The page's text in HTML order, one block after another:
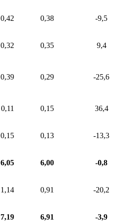
0,42 0,38 -9,5
0,32 0,35 9,4
0,39 0,29 -25,6
0,11 0,15 36,4
0,15 0,13 -13,3
6,05 6,00 -0,8
1,14 0,91 -20,2
7,19 6,91 -3,9